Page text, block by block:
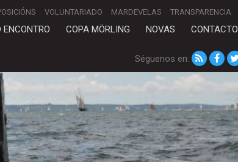
VOLUNTARIADO MARDEVELAS TRANSPARENCIA
ENCONTRO COPA MÖRLING NOVAS CONTACTO
Séguenos en: